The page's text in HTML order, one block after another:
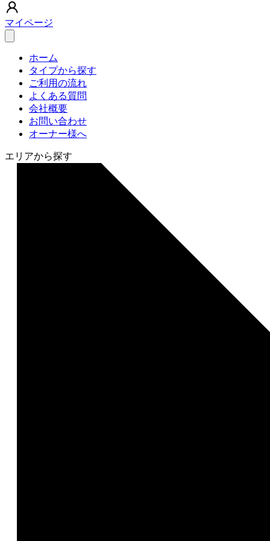
マイページ
ホーム
タイプから探す
ご利用の流れ
よくある質問
会社概要
お問い合わせ
オーナー様へ
エリアから探す